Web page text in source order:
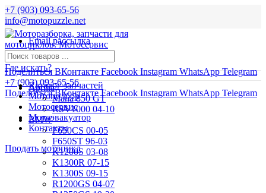
+7 (903) 093-65-56
info@motopuzzle.net
Email рассылка
Новости
Поделиться ВКонтакте Facebook Instagram WhatsApp Telegram
+7 (903) 093-65-56
Поделиться ВКонтакте Facebook Instagram WhatsApp Telegram
Где искать?
Aprilia
Mana 850 GT
RSV1000 04-10
BMW
F650CS 00-05
F650ST 96-03
K1200S 03-08
K1300R 07-15
K1300S 09-15
R1200GS 04-07
Каталог запчастей
Мотоподбор
Мотосервис
Мотоэвакуатор
Контакты
Продать мотоцикл